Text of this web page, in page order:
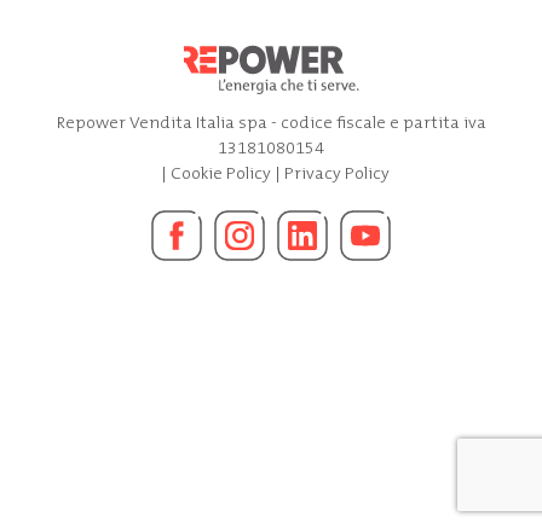
Repower Vendita Italia spa - codice fiscale e partita iva
13181080154
| Cookie Policy| Privacy Policy